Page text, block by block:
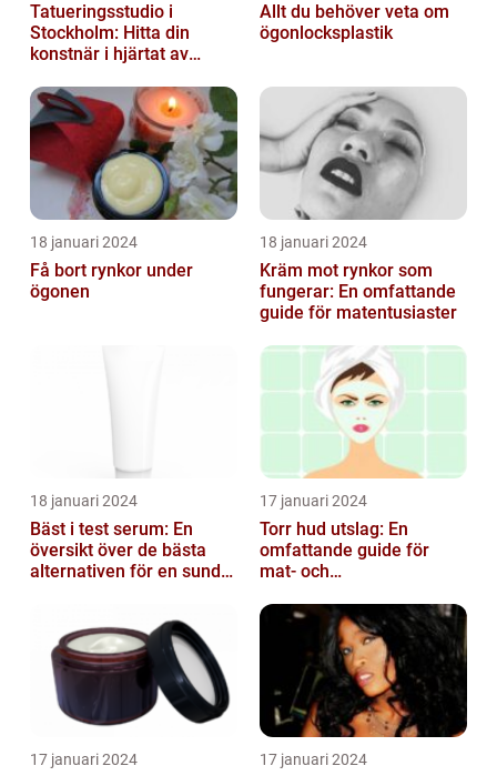
Tatueringsstudio i
Stockholm: Hitta din
konstnär i hjärtat av
Allt du behöver veta om
ögonlocksplastik
18 januari 2024
Få bort rynkor under
ögonen
18 januari 2024
Kräm mot rynkor som
fungerar: En omfattande
guide för matentusiaster
18 januari 2024
Bäst i test serum: En
översikt över de bästa
alternativen för en sund
17 januari 2024
Torr hud utslag: En
omfattande guide för
mat- och
17 januari 2024 17 januari 2024